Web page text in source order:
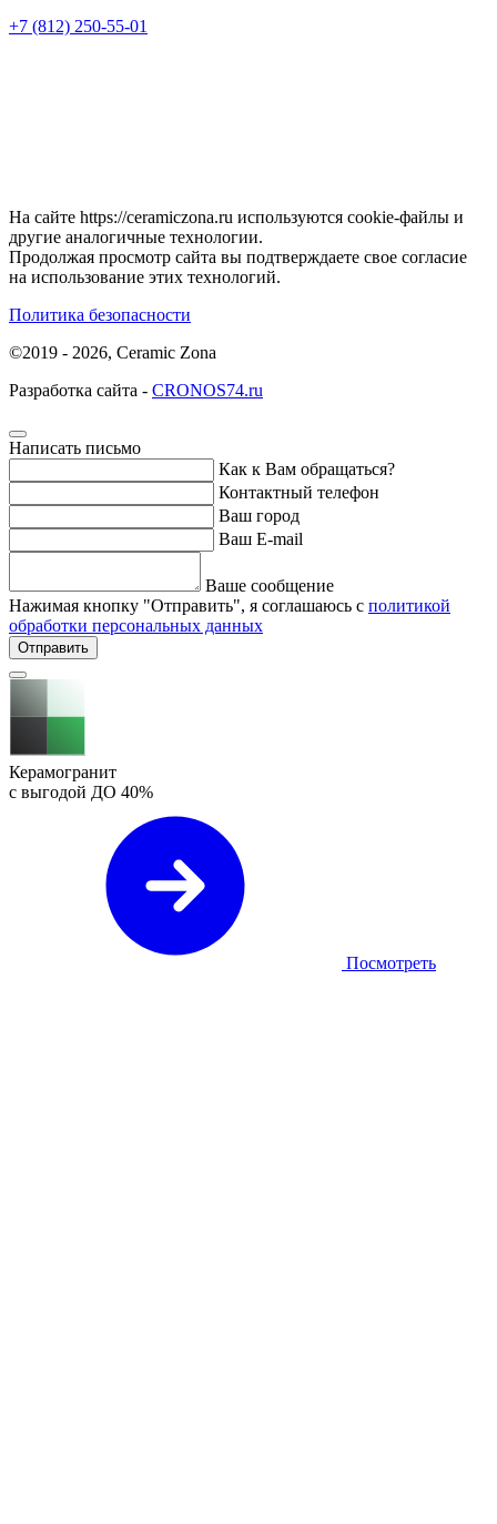
+7 (812) 250-55-01
На сайте https://ceramiczona.ru используются coоkie-файлы и
другие аналогичные технологии.
Продолжая просмотр сайта вы подтверждаете свое согласие
на использование этих технологий.
Политика безопасности
©2019 - 2026, Ceramic Zona
Разработка сайта - CRONOS74.ru
Написать письмо
Как к Вам обращаться?
Контактный телефон
Ваш город
Ваш E-mail
Ваше сообщение
Нажимая кнопку "Отправить", я соглашаюсь с политикой
обработки персональных данных
Отправить
Керамогранит
с выгодой ДО 40%
Посмотреть